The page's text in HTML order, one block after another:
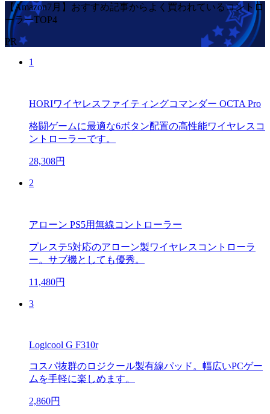
【Amazon7月】おすすめ記事からよく買われているコントロ
ーラーTOP4
PR
1
HORIワイヤレスファイティングコマンダー OCTA Pro
格闘ゲームに最適な6ボタン配置の高性能ワイヤレスコ
ントローラーです。
28,308円
2
アローン PS5用無線コントローラー
プレステ5対応のアローン製ワイヤレスコントローラ
ー。サブ機としても優秀。
11,480円
3
Logicool G F310r
コスパ抜群のロジクール製有線パッド。幅広いPCゲー
ムを手軽に楽しめます。
2,860円